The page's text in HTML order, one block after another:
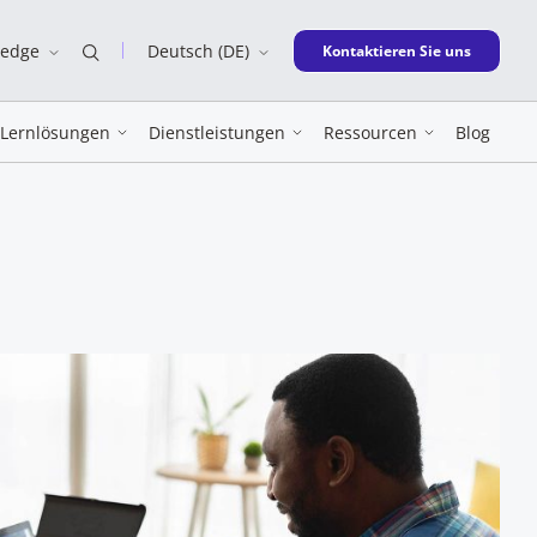
Deutsch (DE) New window
Kontaktieren Sie uns
Lernlösungen Dienstleistungen Ressourcen Blog